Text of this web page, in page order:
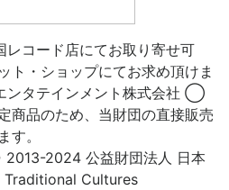
コード店にてお取り寄せ可
ト・ショップにてお求め頂けま
タテインメント株式会社 ◯
商品のため、当財団の直接販売
す。
2024 公益財団法人 日本
Traditional Cultures